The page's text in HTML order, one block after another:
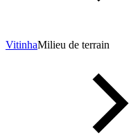
VitinhaMilieu de terrain